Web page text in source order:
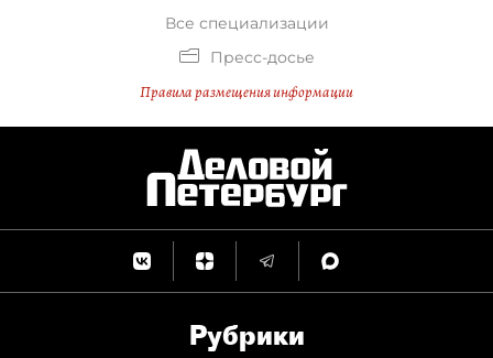
Все специализации
Пресс-досье
Правила размещения информации
Рубрики